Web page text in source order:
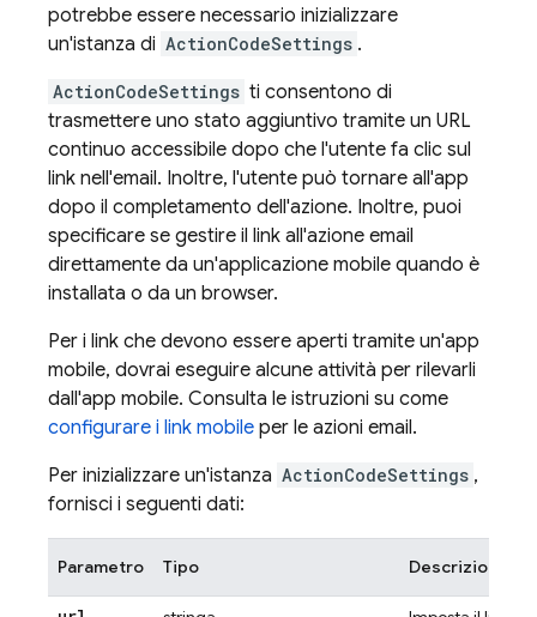
potrebbe essere necessario inizializzare
un'istanza di ActionCodeSettings .
ActionCodeSettings ti consentono di
trasmettere uno stato aggiuntivo tramite un URL
continuo accessibile dopo che l'utente fa clic sul
link nell'email. Inoltre, l'utente può tornare all'app
dopo il completamento dell'azione. Inoltre, puoi
specificare se gestire il link all'azione email
direttamente da un'applicazione mobile quando è
installata o da un browser.
Per i link che devono essere aperti tramite un'app
mobile, dovrai eseguire alcune attività per rilevarli
dall'app mobile. Consulta le istruzioni su come
configurare i link mobile per le azioni email.
Per inizializzare un'istanza ActionCodeSettings ,
fornisci i seguenti dati:
Parametro Tipo Descrizione